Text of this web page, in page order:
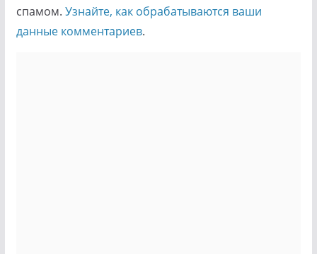
спамом. Узнайте, как обрабатываются ваши
данные комментариев.